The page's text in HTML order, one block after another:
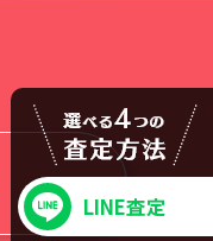
LINE査定